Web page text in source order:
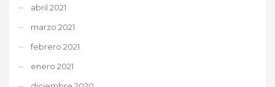
abril 2021
marzo 2021
febrero 2021
enero 2021